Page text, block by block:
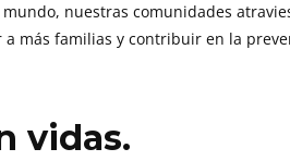
nuestras comunidades
más familias y contribuir en la
vidas.